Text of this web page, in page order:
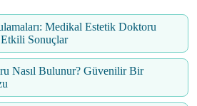
Medikal Estetik Doktoru
Sonuçlar
Nasıl Bulunur? Güvenilir Bir